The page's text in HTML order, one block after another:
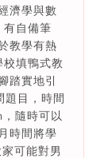
濟學與數
有自備筆
教學有熱
填鴨式教
踏實地引
目，時間
隨時可以
時間將學
可能對男